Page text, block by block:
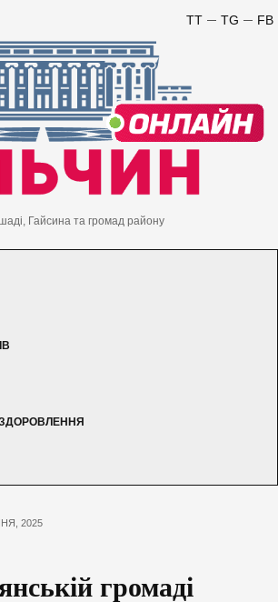
FB
TG
TT
Гайсина та громад району
2025
громаді